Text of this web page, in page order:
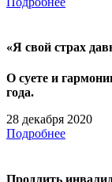
«Я свой страх
О суете и
года.
28 декабря 2020
Подробнее
Продлить